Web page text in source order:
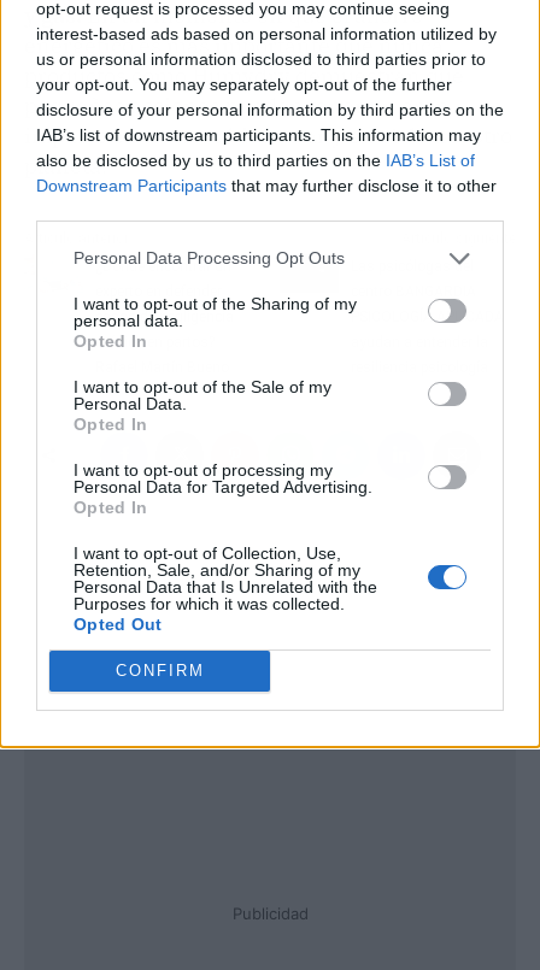
opt-out request is processed you may continue seeing
interest-based ads based on personal information utilized by
us or personal information disclosed to third parties prior to
your opt-out. You may separately opt-out of the further
disclosure of your personal information by third parties on the
IAB’s list of downstream participants. This information may
also be disclosed by us to third parties on the IAB’s List of
Downstream Participants that may further disclose it to other
Personal Data Processing Opt Outs
I want to opt-out of the Sharing of my
personal data.
Opted In
I want to opt-out of the Sale of my
Personal Data.
Opted In
I want to opt-out of processing my
Personal Data for Targeted Advertising.
Opted In
I want to opt-out of Collection, Use,
Retention, Sale, and/or Sharing of my
Personal Data that Is Unrelated with the
Purposes for which it was collected.
Opted Out
CONFIRM
y gas.En un momento en que el ahorro
energético es más importante que nunca,
productos como Humydry demuestran que
pequeñas acciones pueden tener un gran
impacto en nuestro bienestar y en el de nuestro
planeta.
¿Dónde encontrar un
casos de negligencia
médica en partos?
Las psicólogas del
PSICOLOGÍA APLICADA
Publicidad